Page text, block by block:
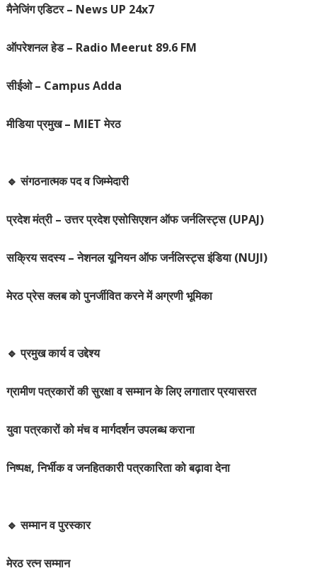
मैनेजिंग एडिटर – News UP 24x7
ऑपरेशनल हेड – Radio Meerut 89.6 FM
सीईओ – Campus Adda
मीडिया प्रमुख – MIET मेरठ
🔹 संगठनात्मक पद व जिम्मेदारी
प्रदेश मंत्री – उत्तर प्रदेश एसोसिएशन ऑफ जर्नलिस्ट्स (UPAJ)
सक्रिय सदस्य – नेशनल यूनियन ऑफ जर्नलिस्ट्स इंडिया (NUJI)
मेरठ प्रेस क्लब को पुनर्जीवित करने में अग्रणी भूमिका
🔹 प्रमुख कार्य व उद्देश्य
ग्रामीण पत्रकारों की सुरक्षा व सम्मान के लिए लगातार प्रयासरत
युवा पत्रकारों को मंच व मार्गदर्शन उपलब्ध कराना
निष्पक्ष, निर्भीक व जनहितकारी पत्रकारिता को बढ़ावा देना
🔹 सम्मान व पुरस्कार
मेरठ रत्न सम्मान